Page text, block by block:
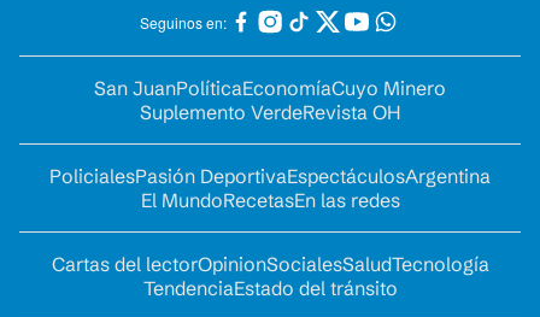
Seguinos en:
San JuanPolíticaEconomíaCuyo Minero
Suplemento VerdeRevista OH
PolicialesPasión DeportivaEspectáculosArgentina
El MundoRecetasEn las redes
Cartas del lectorOpinionSocialesSaludTecnología
TendenciaEstado del tránsito